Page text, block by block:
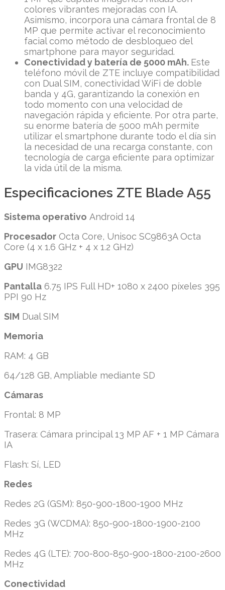
colores vibrantes mejoradas con IA.
Asimismo, incorpora una cámara frontal de 8
MP que permite activar el reconocimiento
facial como método de desbloqueo del
smartphone para mayor seguridad.
Conectividad y batería de 5000 mAh. Este
teléfono móvil de ZTE incluye compatibilidad
con Dual SIM, conectividad WiFi de doble
banda y 4G, garantizando la conexión en
todo momento con una velocidad de
navegación rápida y eficiente. Por otra parte,
su enorme batería de 5000 mAh permite
utilizar el smartphone durante todo el día sin
la necesidad de una recarga constante, con
tecnología de carga eficiente para optimizar
la vida útil de la misma.
Especificaciones ZTE Blade A55
Sistema operativo Android 14
Procesador Octa Core, Unisoc SC9863A Octa
Core (4 x 1.6 GHz + 4 x 1.2 GHz)
GPU IMG8322
Pantalla 6.75 IPS Full HD+ 1080 x 2400 píxeles 395
PPI 90 Hz
SIM Dual SIM
Memoria
RAM: 4 GB
64/128 GB, Ampliable mediante SD
Cámaras
Frontal: 8 MP
Trasera: Cámara principal 13 MP AF + 1 MP Cámara
IA
Flash: Sí, LED
Redes
Redes 2G (GSM): 850-900-1800-1900 MHz
Redes 3G (WCDMA): 850-900-1800-1900-2100
MHz
Redes 4G (LTE): 700-800-850-900-1800-2100-2600
MHz
Conectividad